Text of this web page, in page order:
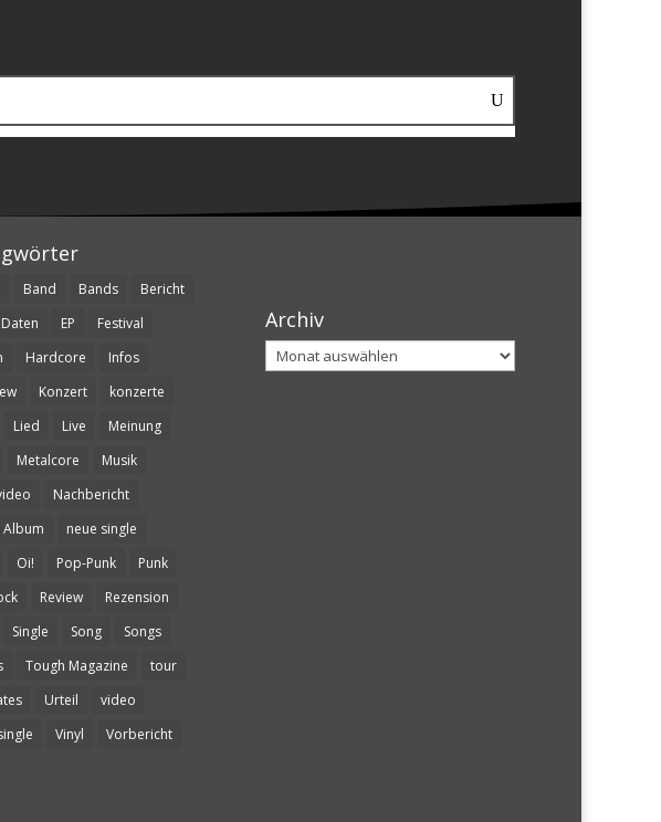
Band Bands
Bericht
Daten EP
Festival
Hardcore
Infos
Konzert
konzerte
Lied Live
Meinung
Metalcore
Musik
Nachbericht
Album
neue single
Oi! Pop-Punk
Punk
Review
Rezension
Single Song
Songs
Tough Magazine
tour
Urteil
video
Vinyl Vorbericht
Archiv
Archiv